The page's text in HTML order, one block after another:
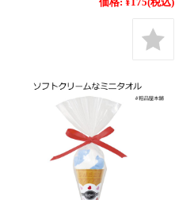
価格: ¥175(税込)